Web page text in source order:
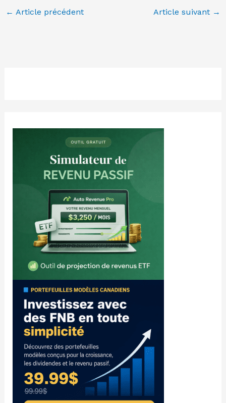
← Article précédent Article suivant →